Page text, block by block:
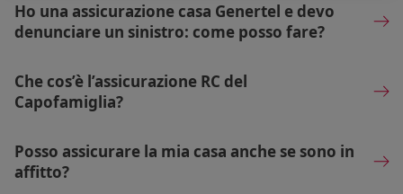
Ho una assicurazione casa Genertel e devo
denunciare un sinistro: come posso fare?
Che cos’è l’assicurazione RC del
Capofamiglia?
Posso assicurare la mia casa anche se sono in
affitto?